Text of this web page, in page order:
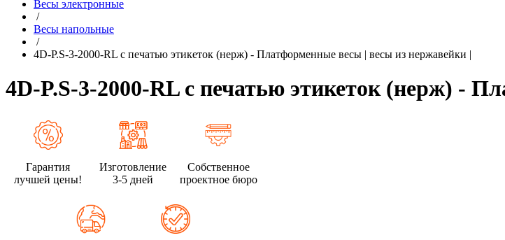
Весы электронные
/
Весы напольные
/
4D-P.S-3-2000-RL с печатью этикеток (нерж) - Платформенные весы | весы из нержавейки |
4D-P.S-3-2000-RL с печатью этикеток (нерж) -
Гарантия
лучшей цены!
Изготовление
3-5 дней
Собственное
проектное бюро